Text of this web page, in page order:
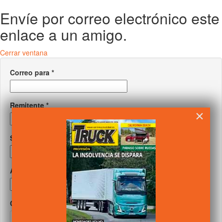
Envíe por correo electrónico este
enlace a un amigo.
Cerrar ventana
Correo para *
Remitente*
Su correo
Asunto
Captcha
×